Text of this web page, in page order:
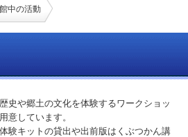
中の活動
史や郷土の文化を体験するワークショッ
意しています。
験キットの貸出や出前版はくぶつかん講